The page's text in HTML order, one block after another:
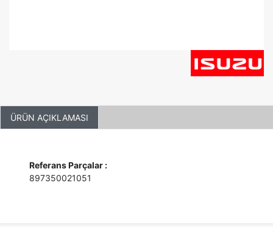
ÜRÜN AÇIKLAMASI
Referans Parçalar :
897350021051